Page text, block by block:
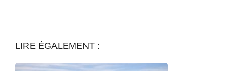
LIRE ÉGALEMENT :